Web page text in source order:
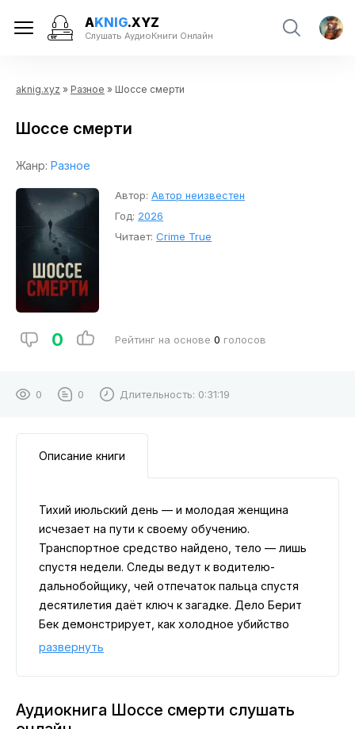
AKNIG.XYZ
Слушать АудиоКниги Онлайн
aknig.xyz » Разное » Шоссе смерти
Шоссе смерти
Жанр: Разное
Автор: Автор неизвестен
Год: 2026
Читает: Crime True
0 Рейтинг на основе 0 голосов
0 0 Длительность: 0:31:19
Описание книги
Тихий июльский день — и молодая женщина
исчезает на пути к своему обучению.
Транспортное средство найдено, тело — лишь
спустя недели. Следы ведут к водителю-
дальнобойщику, чей отпечаток пальца спустя
десятилетия даёт ключ к загадке. Дело Берит
Бек демонстрирует, как холодное убийство
может быть раскрыто только через
новым технологиям.
развернуть
Аудиокнига Шоссе смерти слушать